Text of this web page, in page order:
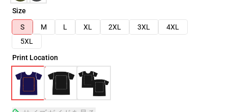
Size
S
M L XL 2XL 3XL
4XL
5XL
Print Location